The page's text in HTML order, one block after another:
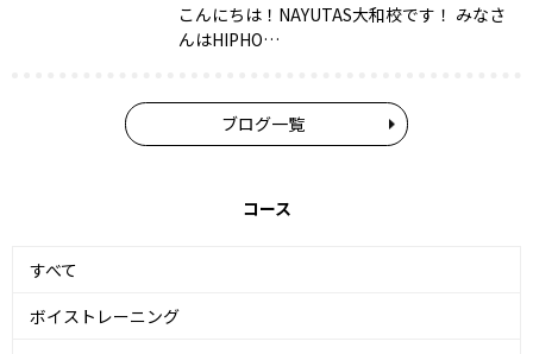
こんにちは！NAYUTAS大和校です！ みなさ
んはHIPHO…
ブログ一覧
コース
すべて
ボイストレーニング